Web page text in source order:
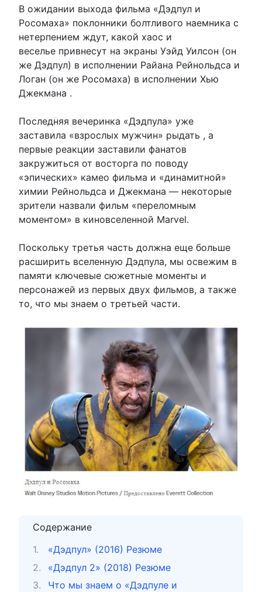
В ожидании выхода фильма «Дэдпул и
Росомаха» поклонники болтливого наемника с
нетерпением ждут, какой хаос и
веселье привнесут на экраны Уэйд Уилсон (он
же Дэдпул) в исполнении Райана Рейнольдса и
Логан (он же Росомаха) в исполнении Хью
Джекмана .
Последняя вечеринка «Дэдпула» уже
заставила «взрослых мужчин» рыдать , а
первые реакции заставили фанатов
закружиться от восторга по поводу
«эпических» камео фильма и «динамитной»
химии Рейнольдса и Джекмана — некоторые
зрители назвали фильм «переломным
моментом» в киновселенной Marvel.
Поскольку третья часть должна еще больше
расширить вселенную Дэдпула, мы освежим в
памяти ключевые сюжетные моменты и
персонажей из первых двух фильмов, а также
то, что мы знаем о третьей части.
Содержание
«Дэдпул» (2016) Резюме
«Дэдпул 2» (2018) Резюме
Что мы знаем о «Дэдпуле и